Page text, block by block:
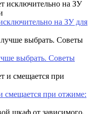
на ЗУ для
выбрать. Советы
смещается при отжиме: